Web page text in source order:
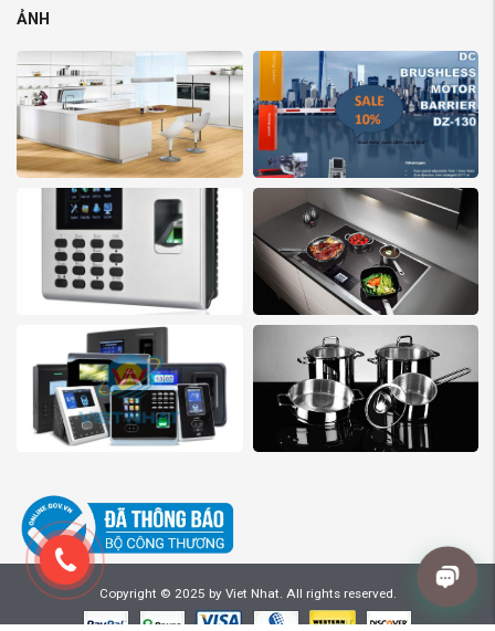
ẢNH
Copyright © 2025 by Viet Nhat. All rights reserved.